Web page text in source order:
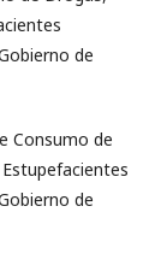
de
Consumo de
de